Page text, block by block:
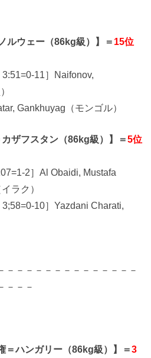
ルウェー（86kg級）】＝ 15位
11］Naifonov,
Gankhuyag（モンゴル）
ザフスタン（86kg級）】＝5位
2］Al Obaidi, Mustafa
ラク）
10］Yazdani Charati,
－－－－－－－－－－－－－－
－－－
＝ハンガリー（86kg級）】＝3